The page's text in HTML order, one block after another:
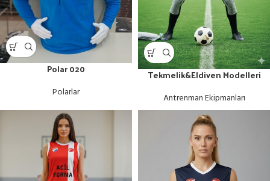
Polar 020
Polarlar
Tekmelik&Eldiven Modelleri
Antrenman Ekipmanları